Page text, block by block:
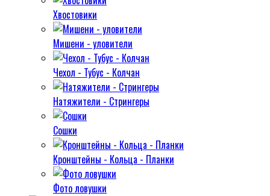
Хвостовики
Мишени - уловители
Чехол - Тубус - Колчан
Натяжители - Стрингеры
Сошки
Кронштейны - Кольца - Планки
Фото ловушки